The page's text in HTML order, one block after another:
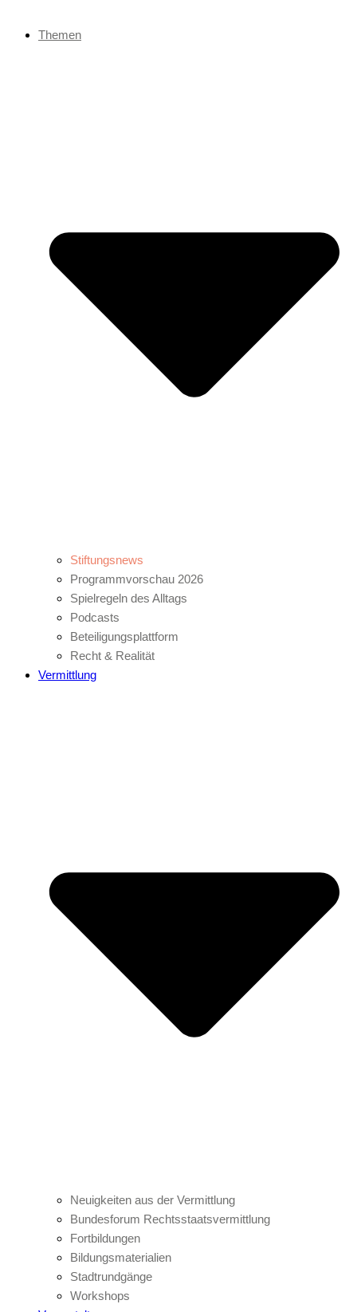
Themen
Stiftungsnews
Programmvorschau 2026
Spielregeln des Alltags
Podcasts
Beteiligungsplattform
Recht & Realität
Vermittlung
Neuigkeiten aus der Vermittlung
Bundesforum Rechtsstaatsvermittlung
Fortbildungen
Bildungsmaterialien
Stadtrundgänge
Workshops